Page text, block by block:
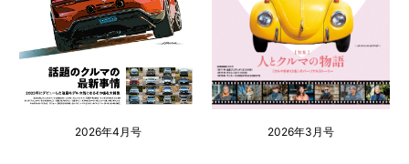
2026年4月号 2026年3月号